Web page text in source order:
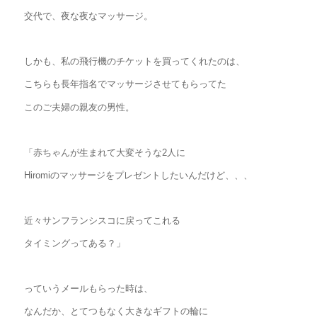
交代で、夜な夜なマッサージ。
しかも、私の飛行機のチケットを買ってくれたのは、
こちらも長年指名でマッサージさせてもらってた
このご夫婦の親友の男性。
「赤ちゃんが生まれて大変そうな2人に
Hiromiのマッサージをプレゼントしたいんだけど、、、
近々サンフランシスコに戻ってこれる
タイミングってある？」
っていうメールもらった時は、
なんだか、とてつもなく大きなギフトの輪に